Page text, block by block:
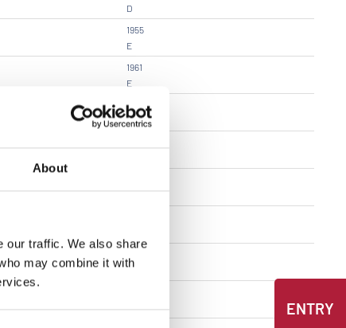
About
our traffic. We also share
may combine it with
D
1955
E
1961
E
1963
F
E
E
ENTRY